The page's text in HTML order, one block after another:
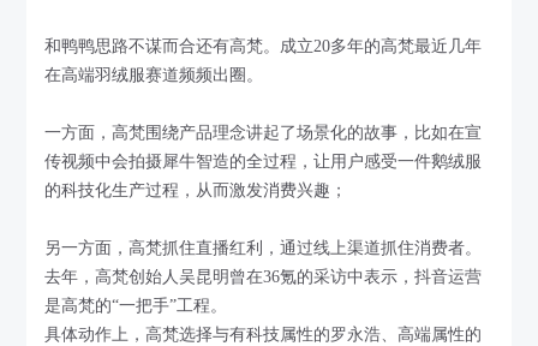
和鸭鸭思路不谋而合还有高梵。成立20多年的高梵最近几年
在高端羽绒服赛道频频出圈。
一方面，高梵围绕产品理念讲起了场景化的故事，比如在宣
传视频中会拍摄犀牛智造的全过程，让用户感受一件鹅绒服
的科技化生产过程，从而激发消费兴趣；
另一方面，高梵抓住直播红利，通过线上渠道抓住消费者。
去年，高梵创始人吴昆明曾在36氪的采访中表示，抖音运营
是高梵的“一把手”工程。
具体动作上，高梵选择与有科技属性的罗永浩、高端属性的